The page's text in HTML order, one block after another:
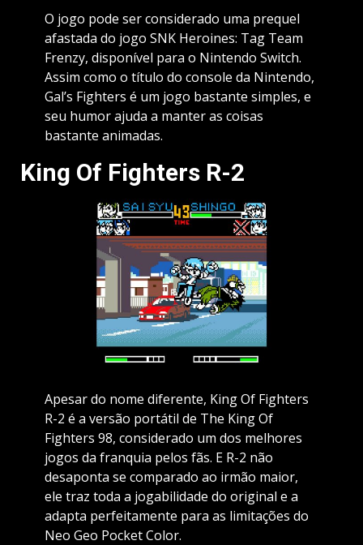
O jogo pode ser considerado uma prequel
afastada do jogo SNK Heroines: Tag Team
Frenzy, disponível para o Nintendo Switch.
Assim como o título do console da Nintendo,
Gal’s Fighters é um jogo bastante simples, e
seu humor ajuda a manter as coisas
bastante animadas.
King Of Fighters R-2
Apesar do nome diferente, King Of Fighters
R-2 é a versão portátil de The King Of
Fighters 98, considerado um dos melhores
jogos da franquia pelos fãs. E R-2 não
desaponta se comparado ao irmão maior,
ele traz toda a jogabilidade do original e a
adapta perfeitamente para as limitações do
Neo Geo Pocket Color.